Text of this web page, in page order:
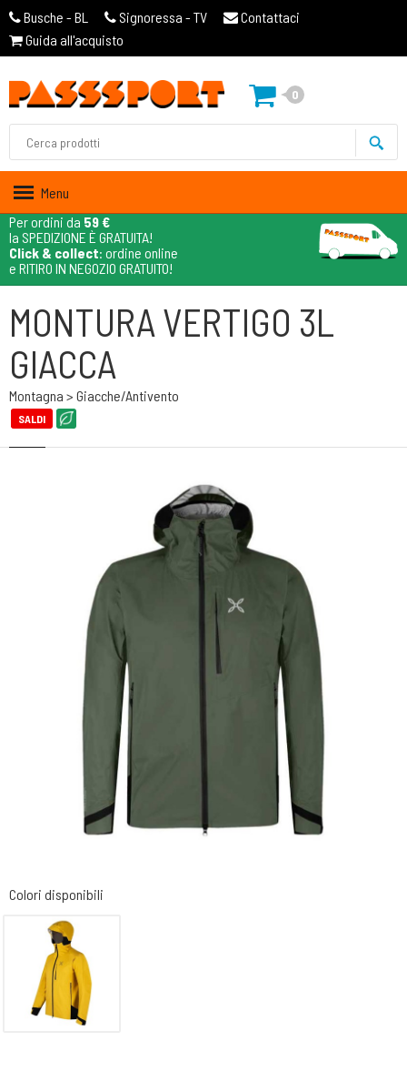
Busche - BL Signoressa - TV
Contattaci
Guida all'acquisto
0
Menu
Per ordini da 59 €
la SPEDIZIONE È GRATUITA!
Click & collect: ordine online
e RITIRO IN NEGOZIO GRATUITO!
MONTURA VERTIGO 3L
GIACCA
Montagna > Giacche/antivento
SALDI
Colori disponibili